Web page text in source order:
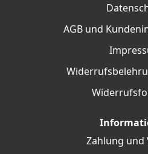
AGB und
Zahlung und